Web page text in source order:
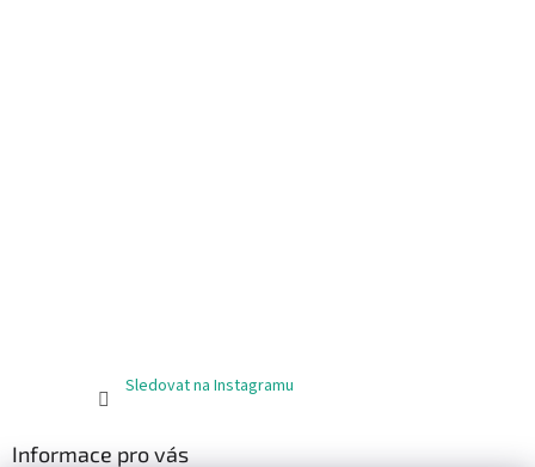
Sledovat na Instagramu
Informace pro vás